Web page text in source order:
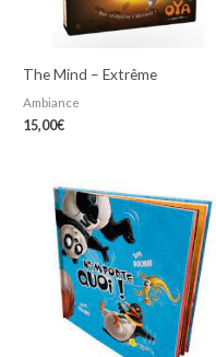
The Mind – Extrême
Ambiance
15,00€